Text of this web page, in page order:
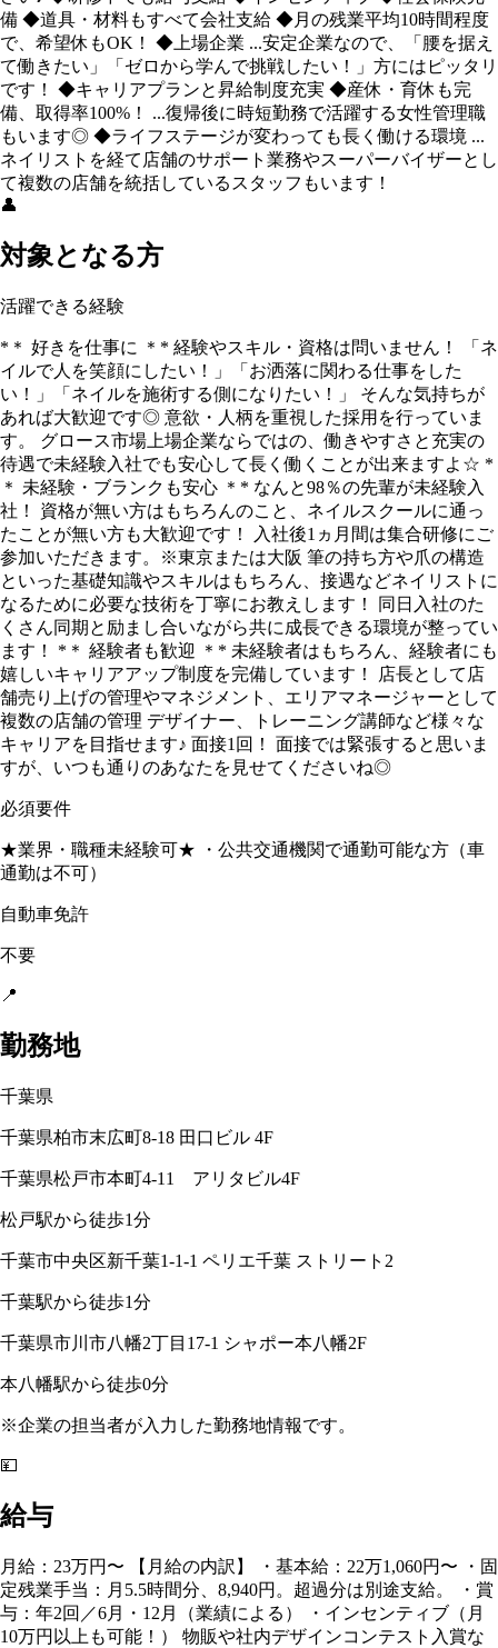
備 ◆道具・材料もすべて会社支給 ◆月の残業平均10時間程度
で、希望休もOK！ ◆上場企業 ...安定企業なので、「腰を据え
て働きたい」「ゼロから学んで挑戦したい！」方にはピッタリ
です！ ◆キャリアプランと昇給制度充実 ◆産休・育休も完
備、取得率100%！ ...復帰後に時短勤務で活躍する女性管理職
もいます◎ ◆ライフステージが変わっても長く働ける環境 ...
ネイリストを経て店舗のサポート業務やスーパーバイザーとし
て複数の店舗を統括しているスタッフもいます！
👤
対象となる方
活躍できる経験
*＊ 好きを仕事に ＊* 経験やスキル・資格は問いません！ 「ネ
イルで人を笑顔にしたい！」「お洒落に関わる仕事をした
い！」「ネイルを施術する側になりたい！」 そんな気持ちが
あれば大歓迎です◎ 意欲・人柄を重視した採用を行っていま
す。 グロース市場上場企業ならではの、働きやすさと充実の
待遇で未経験入社でも安心して長く働くことが出来ますよ☆ *
＊ 未経験・ブランクも安心 ＊* なんと98％の先輩が未経験入
社！ 資格が無い方はもちろんのこと、ネイルスクールに通っ
たことが無い方も大歓迎です！ 入社後1ヵ月間は集合研修にご
参加いただきます。※東京または大阪 筆の持ち方や爪の構造
といった基礎知識やスキルはもちろん、接遇などネイリストに
なるために必要な技術を丁寧にお教えします！ 同日入社のた
くさん同期と励まし合いながら共に成長できる環境が整ってい
ます！ *＊ 経験者も歓迎 ＊* 未経験者はもちろん、経験者にも
嬉しいキャリアアップ制度を完備しています！ 店長として店
舗売り上げの管理やマネジメント、エリアマネージャーとして
複数の店舗の管理 デザイナー、トレーニング講師など様々な
キャリアを目指せます♪ 面接1回！ 面接では緊張すると思いま
すが、いつも通りのあなたを見せてくださいね◎
必須要件
★業界・職種未経験可★ ・公共交通機関で通勤可能な方（車
通勤は不可）
自動車免許
不要
📍
勤務地
千葉県
千葉県柏市末広町8-18 田口ビル 4F
千葉県松戸市本町4-11 アリタビル4F
松戸駅から徒歩1分
千葉市中央区新千葉1-1-1 ペリエ千葉 ストリート2
千葉駅から徒歩1分
千葉県市川市八幡2丁目17-1 シャポー本八幡2F
本八幡駅から徒歩0分
※企業の担当者が入力した勤務地情報です。
💴
給与
月給：23万円〜 【月給の内訳】 ・基本給：22万1,060円〜 ・固
定残業手当：月5.5時間分、8,940円。超過分は別途支給。 ・賞
与：年2回／6月・12月（業績による） ・インセンティブ（月
10万円以上も可能！） 物販や社内デザインコンテスト入賞な